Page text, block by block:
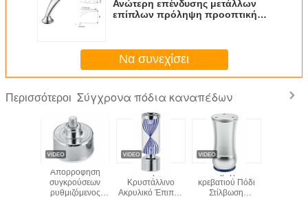
Ανώτερη επένδυσης μετάλλων
επίπλων πρόληψη προοπτικής
Να συνεχίσει
Περισσότεροι Σύγχρονα πόδια καναπέδων
Απορρόφηση
συγκρούσεων
ρυθμιζόμενος
Χονδρικό
Κρυστάλλινο
Ακρυλικό Έπιπλα
Στήριγμα
κρεβατιού Πόδι
Στίλβωση